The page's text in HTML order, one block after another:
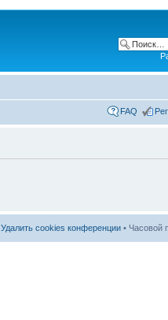
FAQ
Удалить cookies конференции • Часовой